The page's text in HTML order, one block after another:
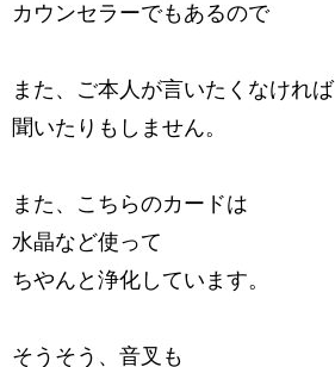
カウンセラーでもあるので
また、ご本人が言いたくなければ
聞いたりもしません。
また、こちらのカードは
水晶など使って
ちやんと浄化しています。
そうそう、音叉も